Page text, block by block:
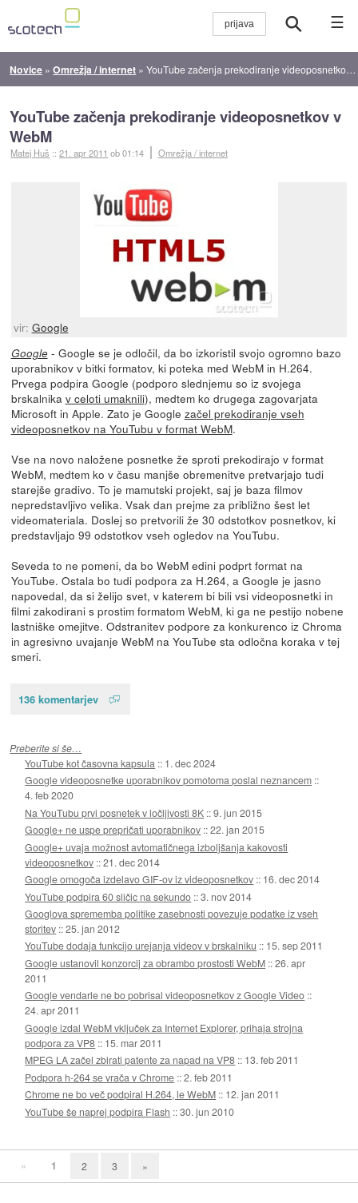
☰
Novice »Omrežja / internet »YouTube začenja prekodiranje videoposnetkov v WebM
YouTube začenja prekodiranje videoposnetkov v
WebM
Matej Huš ::21. apr 2011 ob 01:14 Omrežja / internet
vir: Google
Google- Google se je odločil, da bo izkoristil svojo ogromno bazo
uporabnikov v bitki formatov, ki poteka med WebM in H.264.
Prvega podpira Google (podporo slednjemu so iz svojega
brskalnika v celoti umaknili), medtem ko drugega zagovarjata
Microsoft in Apple. Zato je Google začel prekodiranje vseh
videoposnetkov na YouTubu v format WebM.
Vse na novo naložene posnetke že sproti prekodirajo v format
WebM, medtem ko v času manjše obremenitve pretvarjajo tudi
starejše gradivo. To je mamutski projekt, saj je baza filmov
nepredstavljivo velika. Vsak dan prejme za približno šest let
videomateriala. Doslej so pretvorili že 30 odstotkov posnetkov, ki
predstavljajo 99 odstotkov vseh ogledov na YouTubu.
Seveda to ne pomeni, da bo WebM edini podprt format na
YouTube. Ostala bo tudi podpora za H.264, a Google je jasno
napovedal, da si želijo svet, v katerem bi bili vsi videoposnetki in
filmi zakodirani s prostim formatom WebM, ki ga ne pestijo nobene
lastniške omejitve. Odstranitev podpore za konkurenco iz Chroma
in agresivno uvajanje WebM na YouTube sta odločna koraka v tej
smeri.
136 komentarjev
Preberite si še…
YouTube kot časovna kapsula :: 1. dec 2024
Google videoposnetke uporabnikov pomotoma poslal neznancem ::
4. feb 2020
Na YouTubu prvi posnetek v ločljivosti 8K ::9. jun 2015
Google+ ne uspe prepričati uporabnikov ::22. jan 2015
Google+ uvaja možnost avtomatičnega izboljšanja kakovosti
videoposnetkov ::21. dec 2014
Google omogoča izdelavo GIF-ov iz videoposnetkov :: 16. dec 2014
YouTube podpira 60 sličic na sekundo ::3. nov 2014
Googlova sprememba politike zasebnosti povezuje podatke iz vseh
storitev ::25. jan 2012
YouTube dodaja funkcijo urejanja videov v brskalniku :: 15. sep 2011
Google ustanovil konzorcij za obrambo prostosti WebM ::26. apr
2011
Google vendarle ne bo pobrisal videoposnetkov z Google Video ::
24. apr 2011
Google izdal WebM vključek za Internet Explorer, prihaja strojna
podpora za VP8 :: 15. mar 2011
MPEG LA začel zbirati patente za napad na VP8 :: 13. feb 2011
Podpora h-264 se vrača v Chrome ::2. feb 2011
Chrome ne bo več podpiral H.264, le WebM :: 12. jan 2011
YouTube še naprej podpira Flash ::30. jun 2010
« 1 2 3 »